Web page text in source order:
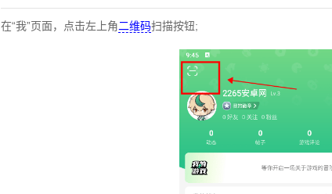
在“我”页面，点击左上角二维码扫描按钮;